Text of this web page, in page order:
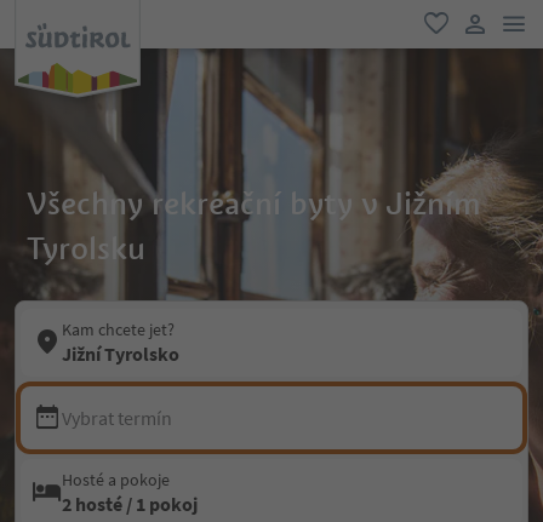
oblíbené
Všechny rekreační byty v Jižním
Tyrolsku
Kam chcete jet?
Jižní Tyrolsko
Vybrat termín
Hosté a pokoje
2 hosté / 1 pokoj